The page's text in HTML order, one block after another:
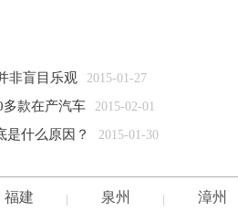
非盲目乐观 2015-01-27
款在产汽车 2015-02-01
是什么原因？ 2015-01-30
福建 泉州 漳州